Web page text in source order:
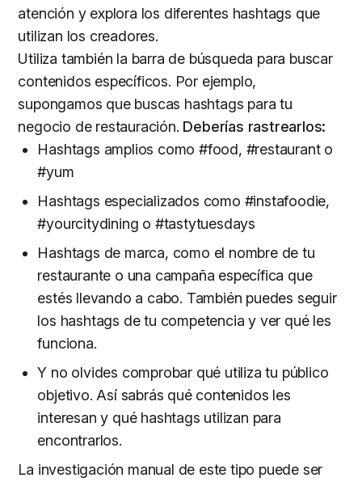
atención y explora los diferentes hashtags que
utilizan los creadores.
Utiliza también la barra de búsqueda para buscar
contenidos específicos. Por ejemplo,
supongamos que buscas hashtags para tu
negocio de restauración. Deberías rastrearlos:
Hashtags amplios como #food, #restaurant o
#yum
Hashtags especializados como #instafoodie,
#yourcitydining o #tastytuesdays
Hashtags de marca, como el nombre de tu
restaurante o una campaña específica que
estés llevando a cabo. También puedes seguir
los hashtags de tu competencia y ver qué les
funciona.
Y no olvides comprobar qué utiliza tu público
objetivo. Así sabrás qué contenidos les
interesan y qué hashtags utilizan para
encontrarlos.
La investigación manual de este tipo puede ser